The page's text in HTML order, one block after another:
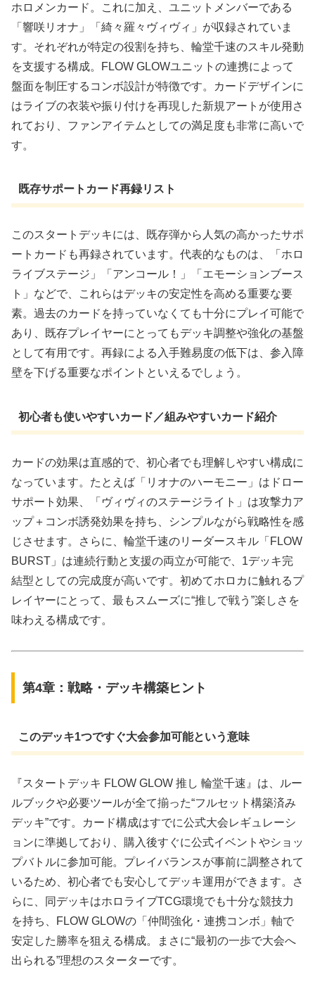
ホロメンカード。これに加え、ユニットメンバーである
「響咲リオナ」「綺々羅々ヴィヴィ」が収録されていま
す。それぞれが特定の役割を持ち、輪堂千速のスキル発動
を支援する構成。FLOW GLOWユニットの連携によって
盤面を制圧するコンボ設計が特徴です。カードデザインに
はライブの衣装や振り付けを再現した新規アートが使用さ
れており、ファンアイテムとしての満足度も非常に高いで
す。
既存サポートカード再録リスト
このスタートデッキには、既存弾から人気の高かったサポ
ートカードも再録されています。代表的なものは、「ホロ
ライブステージ」「アンコール！」「エモーションブース
ト」などで、これらはデッキの安定性を高める重要な要
素。過去のカードを持っていなくても十分にプレイ可能で
あり、既存プレイヤーにとってもデッキ調整や強化の基盤
として有用です。再録による入手難易度の低下は、参入障
壁を下げる重要なポイントといえるでしょう。
初心者も使いやすいカード／組みやすいカード紹介
カードの効果は直感的で、初心者でも理解しやすい構成に
なっています。たとえば「リオナのハーモニー」はドロー
サポート効果、「ヴィヴィのステージライト」は攻撃力ア
ップ＋コンボ誘発効果を持ち、シンプルながら戦略性を感
じさせます。さらに、輪堂千速のリーダースキル「FLOW
BURST」は連続行動と支援の両立が可能で、1デッキ完
結型としての完成度が高いです。初めてホロカに触れるプ
レイヤーにとって、最もスムーズに“推しで戦う”楽しさを
味わえる構成です。
第4章：戦略・デッキ構築ヒント
このデッキ1つですぐ大会参加可能という意味
『スタートデッキ FLOW GLOW 推し 輪堂千速』は、ルー
ルブックや必要ツールが全て揃った“フルセット構築済み
デッキ”です。カード構成はすでに公式大会レギュレーシ
ョンに準拠しており、購入後すぐに公式イベントやショッ
プバトルに参加可能。プレイバランスが事前に調整されて
いるため、初心者でも安心してデッキ運用ができます。さ
らに、同デッキはホロライブTCG環境でも十分な競技力
を持ち、FLOW GLOWの「仲間強化・連携コンボ」軸で
安定した勝率を狙える構成。まさに“最初の一歩で大会へ
出られる”理想のスターターです。